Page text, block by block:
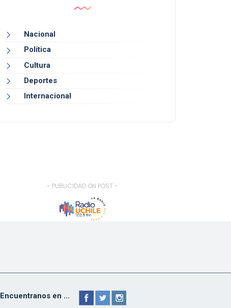
Nacional
Política
Cultura
Deportes
Internacional
- PUBLICIDAD ON POST -
Encuentranos en ...